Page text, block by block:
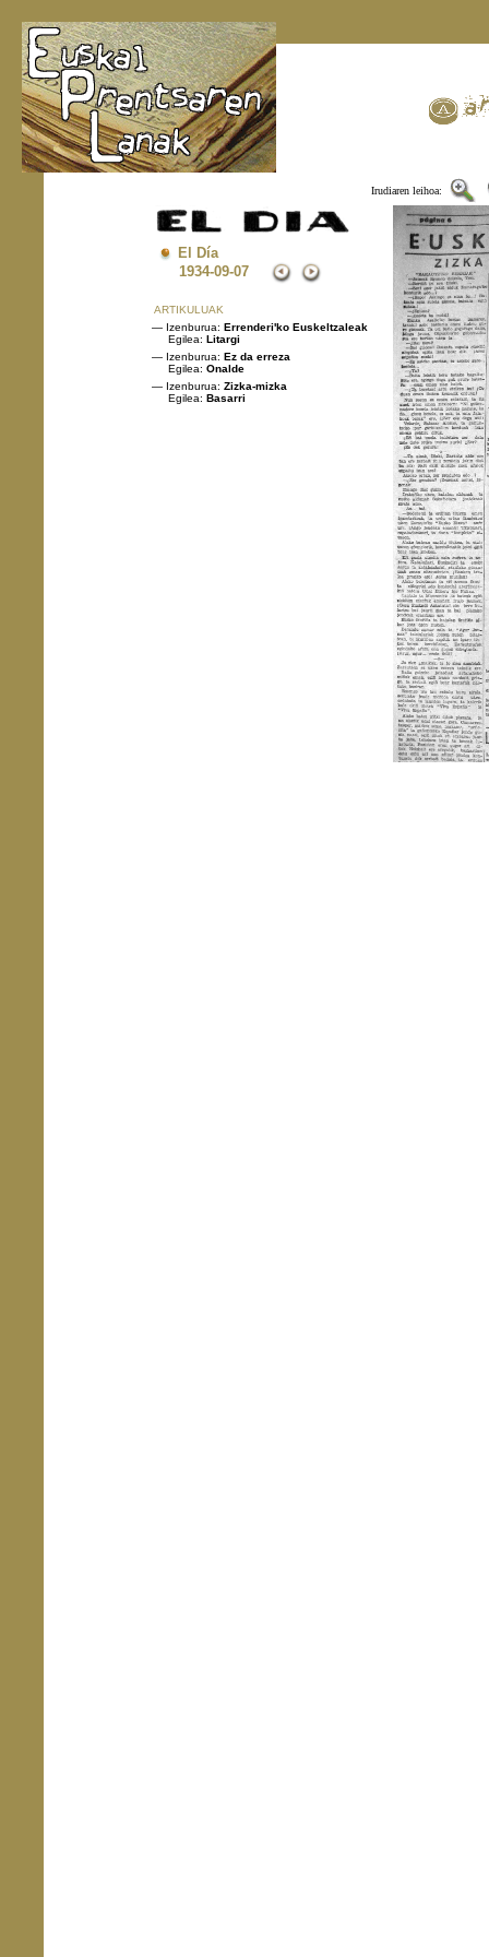
Irudiaren leihoa:
El Día
1934-09-07
ARTIKULUAK
— Izenburua: Errenderi'ko Euskeltzaleak
Egilea: Litargi
— Izenburua: Ez da erreza
Egilea: Onalde
— Izenburua: Zizka-mizka
Egilea: Basarri